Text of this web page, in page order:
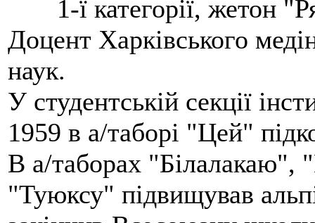
1-ї категорії, жетон
Доцент Харківського
наук.
У студентській секції
1959 в а/таборі "Цей"
В а/таборах "Білалакаю",
"Туюксу" підвищував